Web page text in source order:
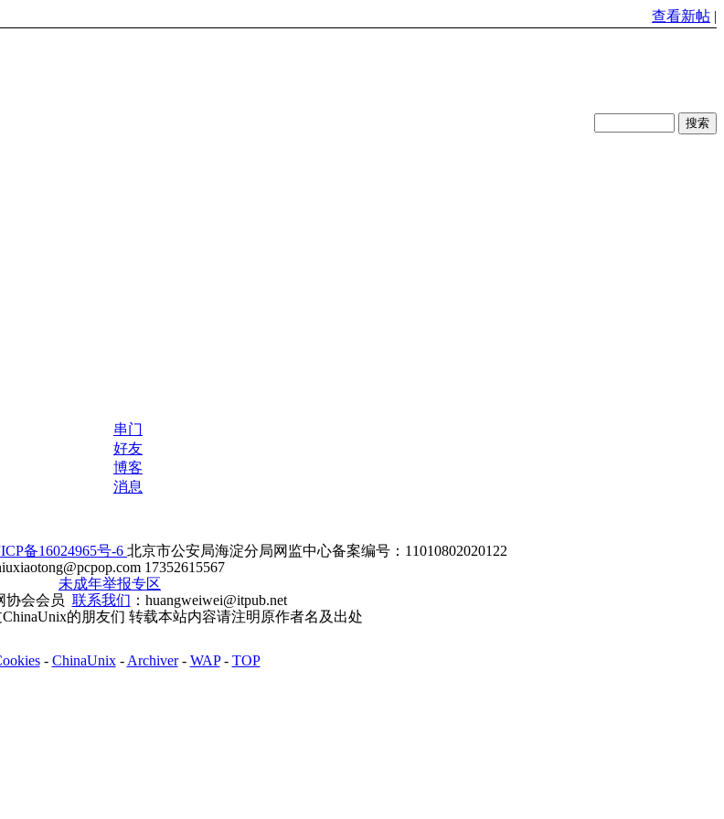
查看新帖 |
串门
好友
博客
消息
备16024965号-6 北京市公安局海淀分局网监中心备案编号：11010802020122
17352615567
未成年举报专区
协会会员 联系我们 ：huangweiwei@itpub.net
的朋友们 转载本站内容请注明原作者名及出处
- ChinaUnix- Archiver- WAP- TOP